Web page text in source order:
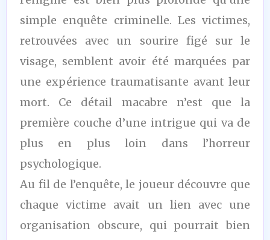
simple enquête criminelle. Les victimes,
retrouvées avec un sourire figé sur le
visage, semblent avoir été marquées par
une expérience traumatisante avant leur
mort. Ce détail macabre n’est que la
première couche d’une intrigue qui va de
plus en plus loin dans l’horreur
psychologique.
Au fil de l’enquête, le joueur découvre que
chaque victime avait un lien avec une
organisation obscure, qui pourrait bien